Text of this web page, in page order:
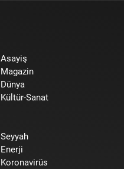
Asayiş
Magazin
Dünya
Kültür-Sanat
Seyyah
Enerji
Koronavirüs